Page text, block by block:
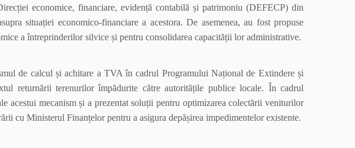
economice, financiare, evidență contabilă și patrimoniu (DEFECP) din
situației economico-financiare a acestora. De asemenea, au fost propuse
a întreprinderilor silvice și pentru consolidarea capacității lor administrative.
de calcul și achitare a TVA în cadrul Programului Național de Extindere și
returnării terenurilor împădurite către autoritățile publice locale. În cadrul
acestui mecanism și a prezentat soluții pentru optimizarea colectării veniturilor
cu Ministerul Finanțelor pentru a asigura depășirea impedimentelor existente.